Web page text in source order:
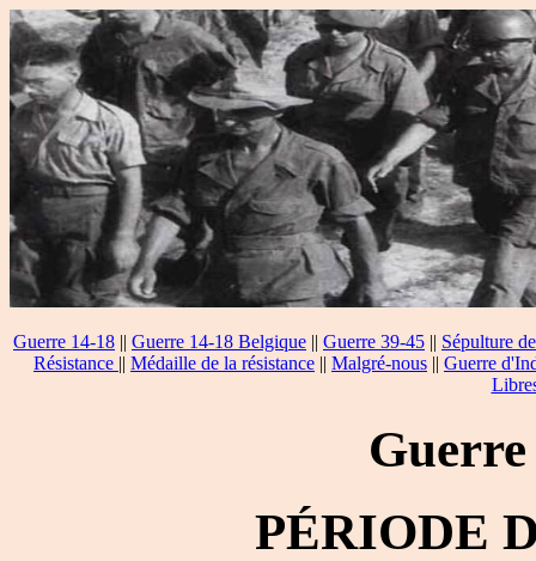
Guerre 14-18 || Guerre 14-18 Belgique || Guerre 39-45 || Sépulture
Résistance || Médaille de la résistance || Malgré-nous || Guerre
PÉRIODE